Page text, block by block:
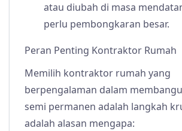
atau diubah di masa
perlu pembongkaran besar.
Peran Penting Kontraktor Rumah
Memilih kontraktor rumah yang
berpengalaman dalam
semi permanen adalah langkah
adalah alasan mengapa: